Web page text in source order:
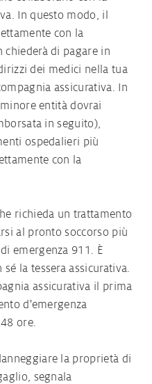
In questo modo, il
con la
chiederà di pagare in
dei medici nella tua
assicurativa. In
entità dovrai
in seguito),
ospedalieri più
con la
richieda un trattamento
al pronto soccorso più
emergenza 911. È
la tessera assicurativa.
assicurativa il prima
d'emergenza
ore.
la proprietà di
segnala